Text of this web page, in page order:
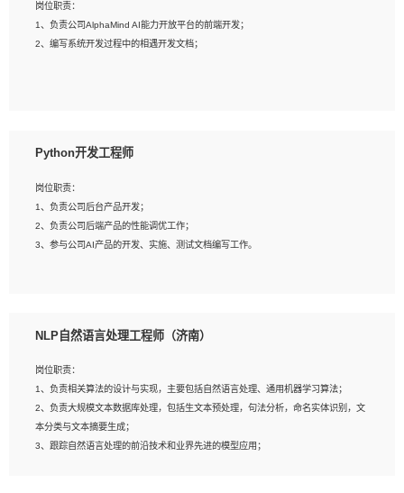
2、熟悉产品及需求规划工具，如:Axure、Xmind、MS Project等；
3、具备良好的交流协调能力，有较强的责任感、工作积极主动；
4、有较强的系统需求分析、文档编写能力、沟通能力；
岗位职责：
1、负责公司AlphaMind AI能力开放平台的前端开发；
2、编写系统开发过程中的相遇开发文档；
3、熟悉react/vue/angular任何一种前端框架，熟悉react优先；
5、善于沟通，具有团队意识；
Python开发工程师
岗位职责：
1、负责公司后台产品开发；
2、负责公司后端产品的性能调优工作；
3、参与公司AI产品的开发、实施、测试文档编写工作。
验的更佳；
3、熟悉数据库开发，熟悉Mysql、Oracle、MongoDb数据库应用开发其中一种；
4、熟悉Python Wed框架（Django/Flask...）代码能力优秀，熟悉编码规范和具备
良好的文档编写能力）；
5、沟通表达能力强，具备团队协作能力。
NLP自然语言处理工程师（济南）
岗位职责：
1、负责相关算法的设计与实现，主要包括自然语言处理、通用机器学习算法；
2、负责大规模文本数据库处理，包括生文本预处理，句法分析，命名实体识别，文
本分类与文本摘要生成；
3、跟踪自然语言处理的前沿技术和业界先进的模型应用；